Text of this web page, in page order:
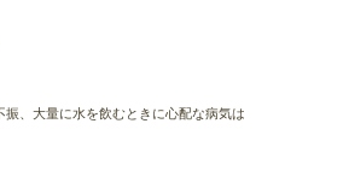
振、大量に水を飲むときに心配な病気は